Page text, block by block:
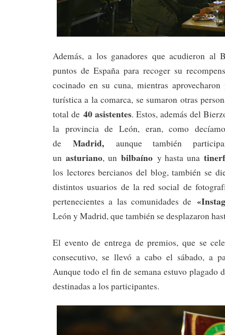
Además, a los ganadores que acudieron al
puntos de España para recoger su
cocinado en su cuna, mientras
turística a la comarca, se sumaron otras
total de40 asistentes. Estos, además del
la provincia de León, eran, como
deMadrid, aunque también
unasturiano, unbilbaíno y hasta una
los lectores bercianos del blog, también se
distintos usuarios de la red social de
pertenecientes a las comunidades de
León y Madrid, que también se desplazaron
El evento de entrega de premios, que se
consecutivo, se llevó a cabo el sábado, a
Aunque todo el fin de semana estuvo plagado
destinadas a los participantes.